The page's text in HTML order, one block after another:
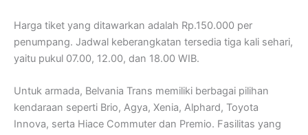
Harga tiket yang ditawarkan adalah Rp.150.000 per
penumpang. Jadwal keberangkatan tersedia tiga kali sehari,
yaitu pukul 07.00, 12.00, dan 18.00 WIB.
Untuk armada, Belvania Trans memiliki berbagai pilihan
kendaraan seperti Brio, Agya, Xenia, Alphard, Toyota
Innova, serta Hiace Commuter dan Premio. Fasilitas yang